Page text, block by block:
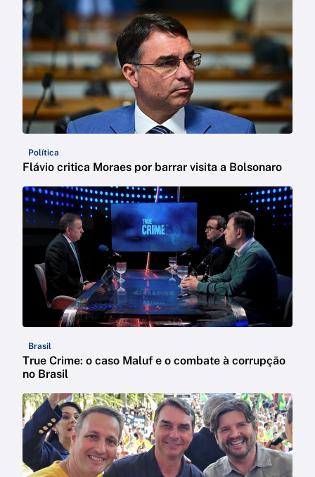
Política
Flávio critica Moraes por barrar visita a Bolsonaro
Brasil
True Crime: o caso Maluf e o combate à corrupção
no Brasil